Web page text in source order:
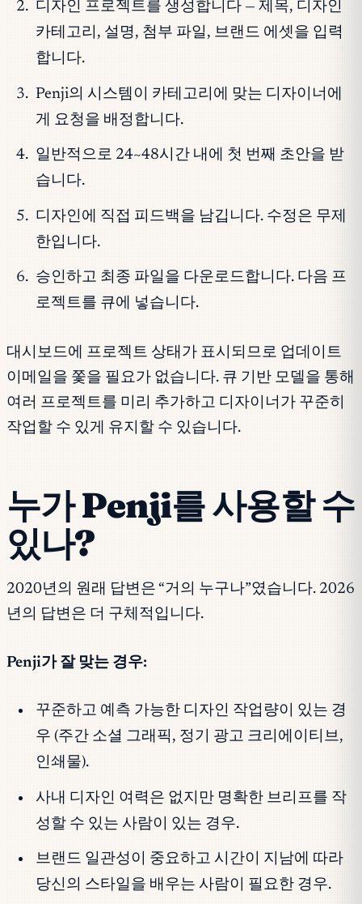
디자인 프로젝트를 생성합니다 — 제목, 디자인
카테고리, 설명, 첨부 파일, 브랜드 에셋을 입력
합니다.
Penji의 시스템이 카테고리에 맞는 디자이너에
게 요청을 배정합니다.
일반적으로 24~48시간 내에 첫 번째 초안을 받
습니다.
디자인에 직접 피드백을 남깁니다. 수정은 무제
한입니다.
승인하고 최종 파일을 다운로드합니다. 다음 프
로젝트를 큐에 넣습니다.
대시보드에 프로젝트 상태가 표시되므로 업데이트
이메일을 쫓을 필요가 없습니다. 큐 기반 모델을 통해
여러 프로젝트를 미리 추가하고 디자이너가 꾸준히
작업할 수 있게 유지할 수 있습니다.
누가 Penji를 사용할 수
있나?
2020년의 원래 답변은 “거의 누구나”였습니다. 2026
년의 답변은 더 구체적입니다.
Penji가 잘 맞는 경우:
꾸준하고 예측 가능한 디자인 작업량이 있는 경
우 (주간 소셜 그래픽, 정기 광고 크리에이티브,
인쇄물).
사내 디자인 여력은 없지만 명확한 브리프를 작
성할 수 있는 사람이 있는 경우.
브랜드 일관성이 중요하고 시간이 지남에 따라
당신의 스타일을 배우는 사람이 필요한 경우.